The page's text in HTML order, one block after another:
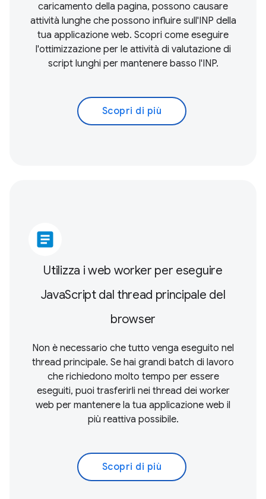
caricamento della pagina, possono causare
attività lunghe che possono influire sull'INP della
tua applicazione web. Scopri come eseguire
l'ottimizzazione per le attività di valutazione di
script lunghi per mantenere basso l'INP.
Scopri di più
article
Utilizza i web worker per eseguire
JavaScript dal thread principale del
browser
Non è necessario che tutto venga eseguito nel
thread principale. Se hai grandi batch di lavoro
che richiedono molto tempo per essere
eseguiti, puoi trasferirli nei thread dei worker
web per mantenere la tua applicazione web il
più reattiva possibile.
Scopri di più